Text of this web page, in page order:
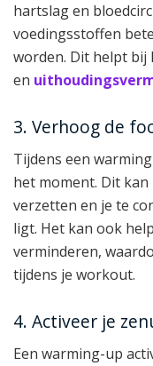
hartslag en
voedingsstoffen
worden. Dit helpt bij
en
3. Verhoog de
Tijdens een
het moment. Dit
verzetten en je te
ligt. Het kan ook
verminderen,
tijdens je workout.
4. Activeer je
Een warming-up